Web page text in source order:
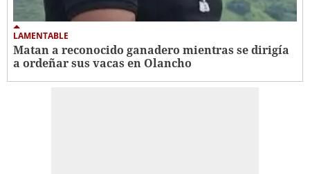
LAMENTABLE
Matan a reconocido ganadero mientras se dirigía
a ordeñar sus vacas en Olancho